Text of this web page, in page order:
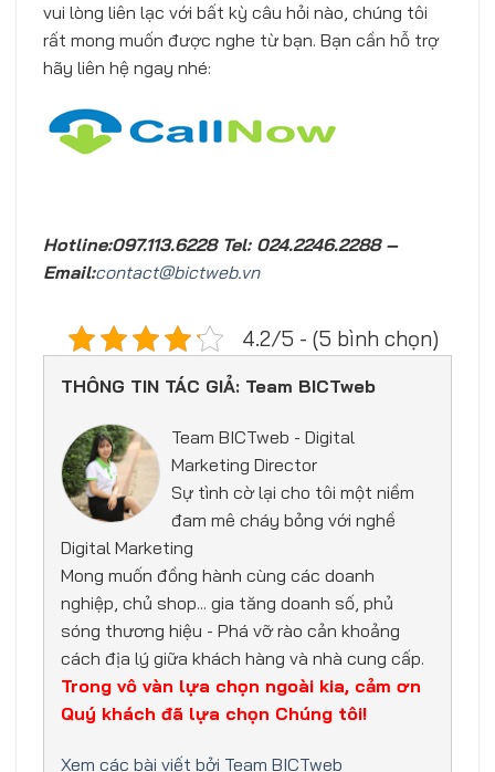
vui lòng liên lạc với bất kỳ câu hỏi nào, chúng tôi
rất mong muốn được nghe từ bạn. Bạn cần hỗ trợ
hãy liên hệ ngay nhé:
Hotline:097.113.6228 Tel: 024.2246.2288 –
Email:contact@bictweb.vn
4.2/5 - (5 bình chọn)
THÔNG TIN TÁC GIẢ: Team BICTweb
Team BICTweb - Digital
Marketing Director
Sự tình cờ lại cho tôi một niềm
đam mê cháy bỏng với nghề
Digital Marketing
Mong muốn đồng hành cùng các doanh
nghiệp, chủ shop... gia tăng doanh số, phủ
sóng thương hiệu - Phá vỡ rào cản khoảng
cách địa lý giữa khách hàng và nhà cung cấp.
Trong vô vàn lựa chọn ngoài kia, cảm ơn
Quý khách đã lựa chọn Chúng tôi!
Xem các bài viết bởi Team BICTweb